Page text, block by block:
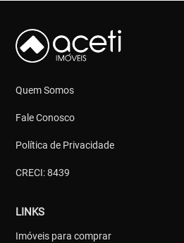
Quem Somos
Fale Conosco
Política de Privacidade
CRECI: 8439
LINKS
Imóveis para comprar